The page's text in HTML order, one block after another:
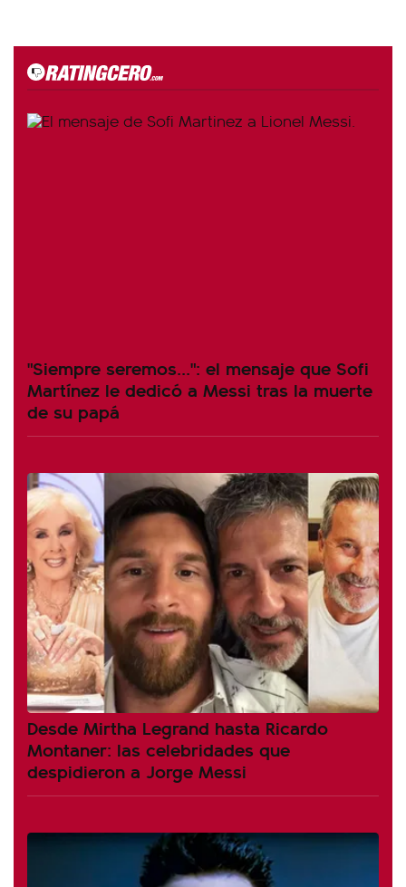
"Siempre seremos...": el mensaje que Sofi
Martínez le dedicó a Messi tras la muerte
de su papá
Desde Mirtha Legrand hasta Ricardo
Montaner: las celebridades que
despidieron a Jorge Messi